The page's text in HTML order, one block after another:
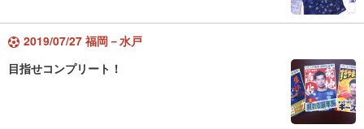
2019/07/27 福岡－水戸
目指せコンプリート！